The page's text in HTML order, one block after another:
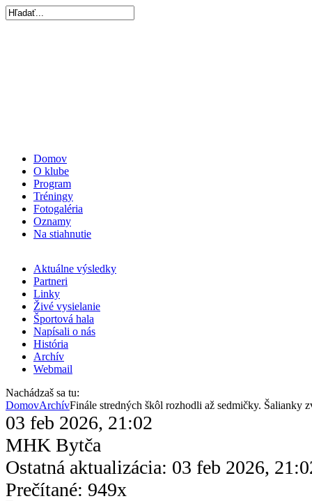
Domov
O klube
Program
Tréningy
Fotogaléria
Oznamy
Na stiahnutie
Aktuálne výsledky
Partneri
Linky
Živé vysielanie
Športová hala
Napísali o nás
História
Archív
Webmail
Nachádzaš sa tu:
DomovArchívFinále stredných škôl rozhodli až sedmičky. Šalianky
03 feb 2026, 21:02
MHK Bytča
Ostatná aktualizácia: 03 feb 2026,
Prečítané: 949x